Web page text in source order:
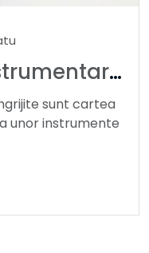
Echipament și instrumentar de bază a tehnicianului de manichiură
sunt cartea
unor instrumente